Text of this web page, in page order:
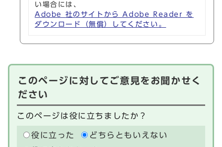
い場合には、
Adobe 社のサイトから Adobe Reader を
ダウンロード（無償）してください。
このページに対してご意見をお聞かせく
ださい
このページは役に立ちましたか？
役に立った
どちらともいえない